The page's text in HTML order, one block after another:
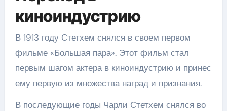
киноиндустрию
В 1913 году Стетхем снялся в своем первом
фильме «Большая пара». Этот фильм стал
первым шагом актера в киноиндустрию и принес
ему первую из множества наград и признания.
В последующие годы Чарли Стетхем снялся во